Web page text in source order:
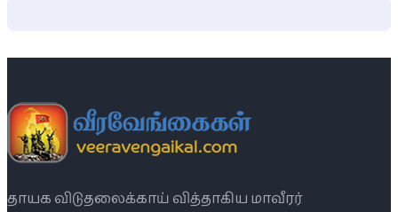
தாயக விடுதலைக்காய் வித்தாகிய மாவீரர்